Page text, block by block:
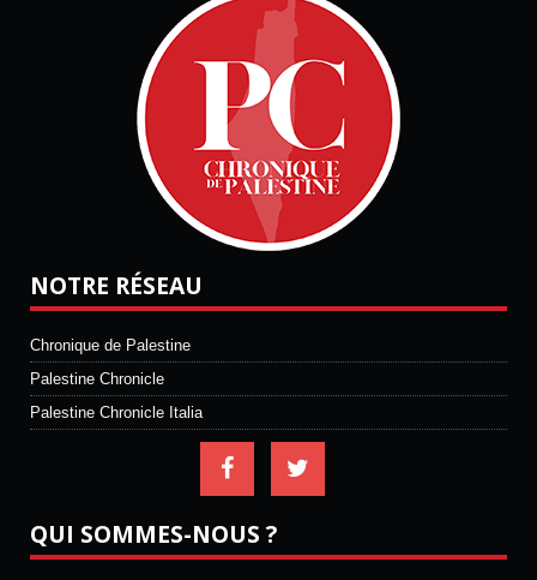
NOTRE RÉSEAU
Chronique de Palestine
Palestine Chronicle
Palestine Chronicle Italia
QUI SOMMES-NOUS ?